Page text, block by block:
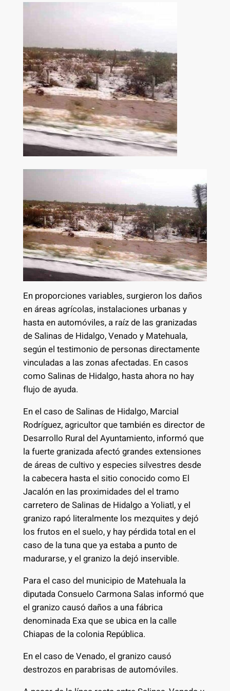
En proporciones variables, surgieron los daños
en áreas agrícolas, instalaciones urbanas y
hasta en automóviles, a raíz de las granizadas
de Salinas de Hidalgo, Venado y Matehuala,
según el testimonio de personas directamente
vinculadas a las zonas afectadas. En casos
como Salinas de Hidalgo, hasta ahora no hay
flujo de ayuda.
En el caso de Salinas de Hidalgo, Marcial
Rodríguez, agricultor que también es director de
Desarrollo Rural del Ayuntamiento, informó que
la fuerte granizada afectó grandes extensiones
de áreas de cultivo y especies silvestres desde
la cabecera hasta el sitio conocido como El
Jacalón en las proximidades del el tramo
carretero de Salinas de Hidalgo a Yoliatl, y el
granizo rapó literalmente los mezquites y dejó
los frutos en el suelo, y hay pérdida total en el
caso de la tuna que ya estaba a punto de
madurarse, y el granizo la dejó inservible.
Para el caso del municipio de Matehuala la
diputada Consuelo Carmona Salas informó que
el granizo causó daños a una fábrica
denominada Exa que se ubica en la calle
Chiapas de la colonia República.
En el caso de Venado, el granizo causó
destrozos en parabrisas de automóviles.